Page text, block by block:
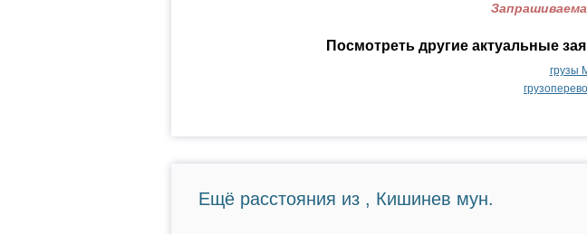
Посмотреть другие актуальные
грузы
Ещё расстояния из , Кишинев мун.